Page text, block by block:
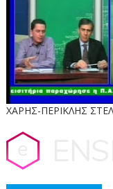
ΧΑΡΗΣ-ΠΕΡΙΚΛΗΣ